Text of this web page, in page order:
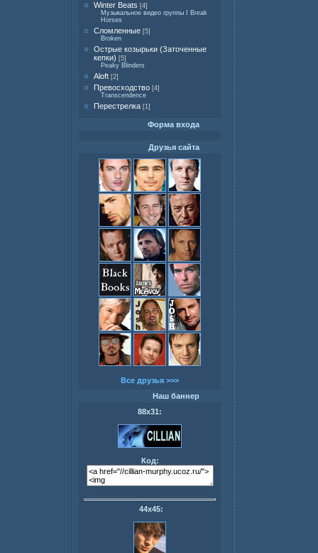
Winter Beats [4]
Музыкальное видео группы I Break
Horses
Сломленные [5]
Broken
Острые козырьки (Заточенные
кепки) [5]
Peaky Blinders
Aloft [2]
Превосходство [4]
Transcendence
Перестрелка [1]
Форма входа
Друзья сайта
Все друзья >>>
Наш баннер
88х31:
Код:
44х45: